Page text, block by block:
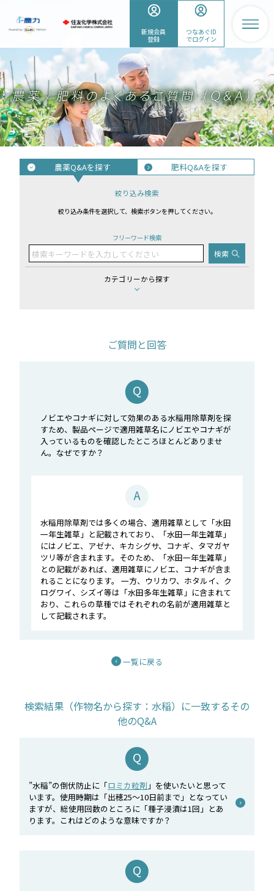
新規会員
登録
つなあぐID
でログイン
農薬Q&Aを探す 肥料Q&Aを探す
絞り込み検索
絞り込み条件を選択して、検索ボタンを押してください。
フリーワード検索
カテゴリーから探す
ご質問と回答
ノビエやコナギに対して効果のある水稲用除草剤を探
すため、製品ページで適用雑草名にノビエやコナギが
入っているものを確認したところほとんどありませ
ん。なぜですか？
水稲用除草剤では多くの場合、適用雑草として「水田
一年生雑草」と記載されており、「水田一年生雑草」
にはノビエ、アゼナ、キカシグサ、コナギ、タマガヤ
ツリ等が含まれます。そのため、「水田一年生雑草」
との記載があれば、適用雑草にノビエ、コナギが含ま
れることになります。 一方、ウリカワ、ホタルイ、ク
ログワイ、シズイ等は「水田多年生雑草」に含まれて
おり、これらの草種ではそれぞれの名前が適用雑草と
して記載されます。
一覧に戻る
検索結果（作物名から探す：水稲）に一致するその
他のQ&A
”水稲”の倒伏防止に「ロミカ粒剤 」を使いたいと思って
います。使用時期は「出穂25～10日前まで」となってい
ますが、総使用回数のところに「種子浸漬は1回」とあ
ります。これはどのような意味ですか？